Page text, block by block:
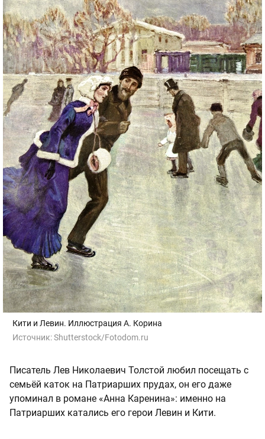
Кити и Левин. Иллюстрация А. Корина
Источник:Shutterstock/Fotodom.ru
Писатель Лев Николаевич Толстой любил посещать с
семьёй каток на Патриарших прудах, он его даже
упоминал в романе «Анна Каренина»: именно на
Патриарших катались его герои Левин и Кити.